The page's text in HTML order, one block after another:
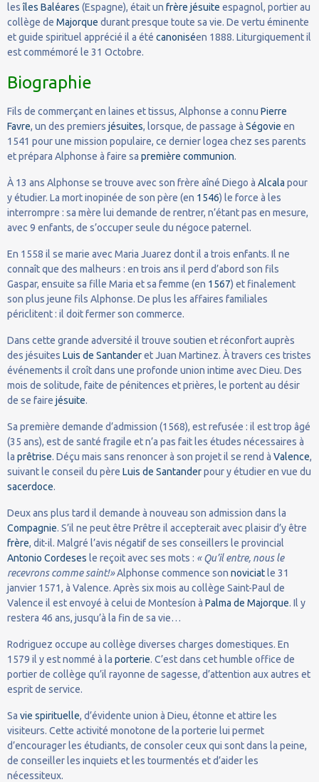
lesîles Baléares (Espagne), était un frère jésuite espagnol, portier au
collège de Majorque durant presque toute sa vie. De vertu éminente
et guide spirituel apprécié il a été canoniséen 1888. Liturgiquement il
est commémoré le 31 Octobre.
Biographie
Fils de commerçant en laines et tissus, Alphonse a connu Pierre
Favre, un des premiers jésuites, lorsque, de passage à Ségovie en
1541 pour une mission populaire, ce dernier logea chez ses parents
et prépara Alphonse à faire sa première communion.
À 13 ans Alphonse se trouve avec son frère aîné Diego à Alcala pour
y étudier. La mort inopinée de son père (en 1546) le force à les
interrompre : sa mère lui demande de rentrer, n’étant pas en mesure,
avec 9 enfants, de s’occuper seule du négoce paternel.
En 1558 il se marie avec Maria Juarez dont il a trois enfants. Il ne
connaît que des malheurs : en trois ans il perd d’abord son fils
Gaspar, ensuite sa fille Maria et sa femme (en 1567) et finalement
son plus jeune fils Alphonse. De plus les affaires familiales
périclitent : il doit fermer son commerce.
Dans cette grande adversité il trouve soutien et réconfort auprès
des jésuites Luis de Santanderet Juan Martinez. À travers ces tristes
événements il croît dans une profonde union intime avec Dieu. Des
mois de solitude, faite de pénitences et prières, le portent au désir
de se faire jésuite.
Sa première demande d’admission (1568), est refusée : il est trop âgé
(35 ans), est de santé fragile et n’a pas fait les études nécessaires à
la prêtrise. Déçu mais sans renoncer à son projet il se rend à Valence,
suivant le conseil du père Luis de Santanderpour y étudier en vue du
sacerdoce.
Deux ans plus tard il demande à nouveau son admission dans la
Compagnie. S’il ne peut être Prêtre il accepterait avec plaisir d’y être
frère, dit-il. Malgré l’avis négatif de ses conseillers le provincial
Antonio Cordeses le reçoit avec ses mots : « Qu’il entre, nous le
recevrons comme saint!»Alphonse commence son noviciat le 31
janvier 1571, à Valence. Après six mois au collège Saint-Paul de
Valence il est envoyé à celui de Montesíon à Palma de Majorque. Il y
restera 46 ans, jusqu’à la fin de sa vie…
Rodriguez occupe au collège diverses charges domestiques. En
1579 il y est nommé à la porterie. C’est dans cet humble office de
portier de collège qu’il rayonne de sagesse, d’attention aux autres et
esprit de service.
Sa vie spirituelle, d’évidente union à Dieu, étonne et attire les
visiteurs. Cette activité monotone de la porterie lui permet
d’encourager les étudiants, de consoler ceux qui sont dans la peine,
de conseiller les inquiets et les tourmentés et d’aider les
nécessiteux.